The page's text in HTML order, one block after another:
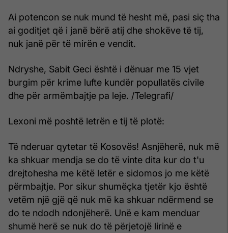
Ai potencon se nuk mund të hesht më, pasi siç tha
ai goditjet që i janë bërë atij dhe shokëve të tij,
nuk janë për të mirën e vendit.
Ndryshe, Sabit Geci është i dënuar me 15 vjet
burgim për krime lufte kundër popullatës civile
dhe për armëmbajtje pa leje. /Telegrafi/
Lexoni më poshtë letrën e tij të plotë:
Të nderuar qytetar të Kosovës! Asnjëherë, nuk më
ka shkuar mendja se do të vinte dita kur do t'u
drejtohesha me këtë letër e sidomos jo me këtë
përmbajtje. Por sikur shumëçka tjetër kjo është
vetëm një gjë që nuk më ka shkuar ndërmend se
do te ndodh ndonjëherë. Unë e kam menduar
shumë herë se nuk do të përjetojë lirinë e